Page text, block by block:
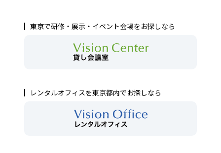
東京で研修・展示・イベント会場をお探しなら
レンタルオフィスを東京都内でお探しなら